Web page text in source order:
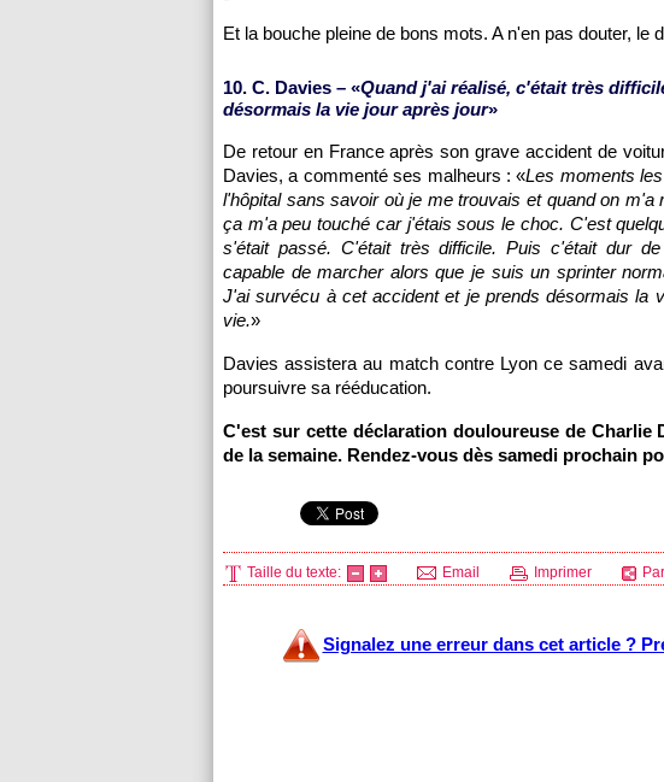
Et la bouche pleine de bons mots. A n'en pas douter, le
10. C. Davies – «Quand j'ai réalisé, c'était très
désormais la vie jour après jour»
De retour en France après son grave accident de
Davies, a commenté ses malheurs : «Les moments
l'hôpital sans savoir où je me trouvais et quand on
ça m'a peu touché car j'étais sous le choc. C'est
s'était passé. C'était très difficile. Puis c'était dur
capable de marcher alors que je suis un sprinter
J'ai survécu à cet accident et je prends désormais la
vie.»
Davies assistera au match contre Lyon ce samedi
poursuivre sa rééducation.
C'est sur cette déclaration douloureuse de Charlie
de la semaine. Rendez-vous dès samedi prochain
Taille du texte: Email Imprimer
Signalez une erreur dans cet article ?